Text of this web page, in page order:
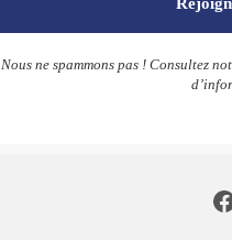
Nous ne spammons pas ! Consultez